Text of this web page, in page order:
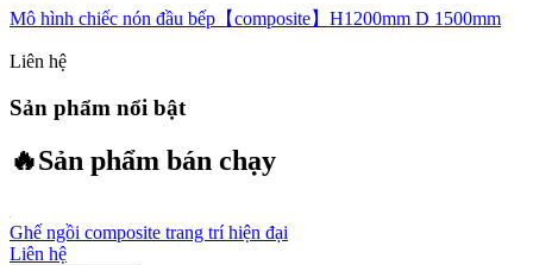
Mô hình chiếc nón đầu bếp【composite】H1200mm D 1500mm
Liên hệ
Sản phẩm nổi bật
🔥Sản phẩm bán chạy
Ghế ngồi composite trang trí hiện đại
Liên hệ